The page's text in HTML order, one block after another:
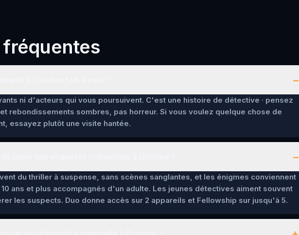
–
ni d'acteurs qui vous poursuivent. C'est une histoire de détective · pensez
rebondissements sombres, pas horreur. Si vous voulez quelque chose de
essayez plutôt une visite hantée.
–
du thriller à suspense, sans scènes sanglantes, et les énigmes conviennent
ans et plus accompagnés d'un adulte. Les jeunes détectives aiment souvent
les suspects. Duo donne accès sur 2 appareils et Fellowship sur jusqu'à 5.